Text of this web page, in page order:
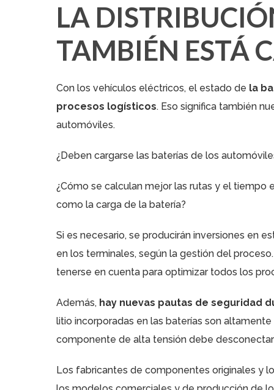
LA
TAMBIÉN ESTÁ
Con los vehículos eléctricos, el estado de la
procesos logísticos. Eso significa también
automóviles.
¿Deben cargarse las baterías de los
¿Cómo se calculan mejor las rutas y el tiempo
como la carga de la batería?
Si es necesario, se producirán inversiones en
en los terminales, según la gestión del
tenerse en cuenta para optimizar todos los
Además, hay nuevas pautas de seguridad
litio incorporadas en las baterías son
componente de alta tensión debe
Los fabricantes de componentes originales y